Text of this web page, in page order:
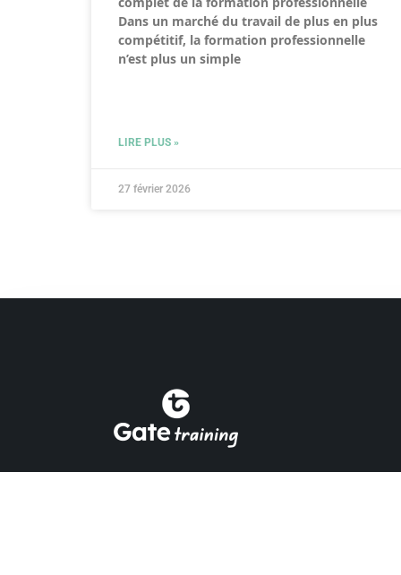
Dans un marché du travail de plus en plus
compétitif, la formation professionnelle
n’est plus un simple
LIRE PLUS »
27 février 2026